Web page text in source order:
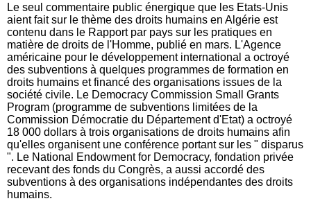
Le seul commentaire public énergique que les Etats-Unis
aient fait sur le thème des droits humains en Algérie est
contenu dans le Rapport par pays sur les pratiques en
matière de droits de l'Homme, publié en mars. L'Agence
américaine pour le développement international a octroyé
des subventions à quelques programmes de formation en
droits humains et financé des organisations issues de la
société civile. Le Democracy Commission Small Grants
Program (programme de subventions limitées de la
Commission Démocratie du Département d'Etat) a octroyé
18 000 dollars à trois organisations de droits humains afin
qu'elles organisent une conférence portant sur les " disparus
". Le National Endowment for Democracy, fondation privée
recevant des fonds du Congrès, a aussi accordé des
subventions à des organisations indépendantes des droits
humains.